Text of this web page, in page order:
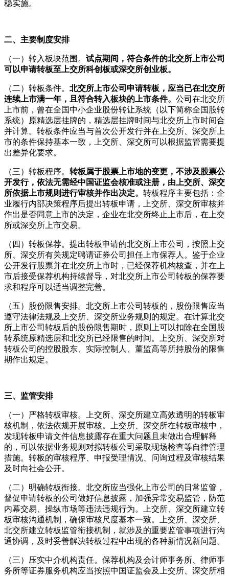
稳实施。
二、主要制度安排
（一）转入板块范围。 试点期间，符合条件的北交所上市公司
可以申请转板至上交所科创板或深交所创业板。
（二）转板条件。 北交所上市公司申请转板，应当已在北交所
连续上市满一年，且符合转入板块的上市条件。 公司在北交所
上市前，曾在全国中小企业股份转让系统（以下简称全国股转
系统）原精选层挂牌的，精选层挂牌时间与北交所上市时间合
并计算。转板条件应当与首次公开发行并在上交所、深交所上
市的条件保持基本一致，上交所、深交所可以根据监管需要提
出差异化要求。
（三）转板程序。 转板属于股票上市地的变更，不涉及股票公
开发行，依法无需经中国证监会核准或注册，由上交所、深交
所依据上市规则进行审核并作出决定。 转板程序主要包括：企
业履行内部决策程序后提出转板申请，上交所、深交所审核并
作出是否同意上市的决定，企业在北交所终止上市后，在上交
所或深交所上市交易。
（四）转板保荐。提出转板申请的北交所上市公司，按照上交
所、深交所有关规定聘请证券公司担任上市保荐人。鉴于企业
公开发行股票并在北交所上市时，已经保荐机构核查，并在上
市后接受保荐机构持续督导，对北交所上市公司转板的保荐要
求和程序可以适当调整完善。
（五）股份限售安排。北交所上市公司转板的，股份限售应当
遵守法律法规及上交所、深交所业务规则的规定。在计算北交
所上市公司转板后的股份限售期时，原则上可以扣除在全国股
转系统原精选层和北交所已经限售的时间。上交所、深交所对
转板公司的控股股东、实际控制人、董监高等所持股份的限售
期作出规定。
三、监管安排
（一）严格转板审核。上交所、深交所建立高效透明的转板审
核机制，依法依规开展审核。上交所、深交所在转板审核中，
发现转板申请文件信息披露存在重大问题且未做出合理解释
的，可以依据业务规则对拟转板公司采取现场检查等自律管理
措施。转板的审核程序、申报受理情况、问询过程及审核结果
及时向社会公开。
（二）明确转板衔接。北交所应当强化上市公司的日常监管，
督促申请转板的公司做好信息披露，加强异常交易监管，防范
内幕交易、操纵市场等违法违规行为。上交所、深交所建立转
板审核沟通机制，确保审核尺度基本一致。上交所、深交所、
北交所建立转板监管衔接机制，就涉及的重要监管事项进行沟
通协调，及时妥善解决转板过程中出现的各种新情况新问题。
（三）压实中介机构责任。保荐机构及会计师事务所、律师事
务所等证券服务机构应当按照中国证监会及上交所、深交所相